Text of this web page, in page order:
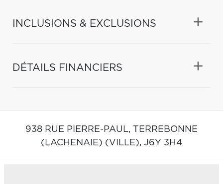
INCLUSIONS & EXCLUSIONS
DÉTAILS FINANCIERS
938 RUE PIERRE-PAUL, TERREBONNE
(LACHENAIE) (VILLE), J6Y 3H4